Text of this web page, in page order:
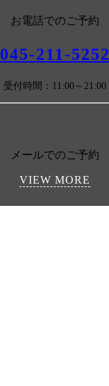
お電話でのご予約
045-211-5252
受付時間：11:00～21:00
メールでのご予約
VIEW MORE